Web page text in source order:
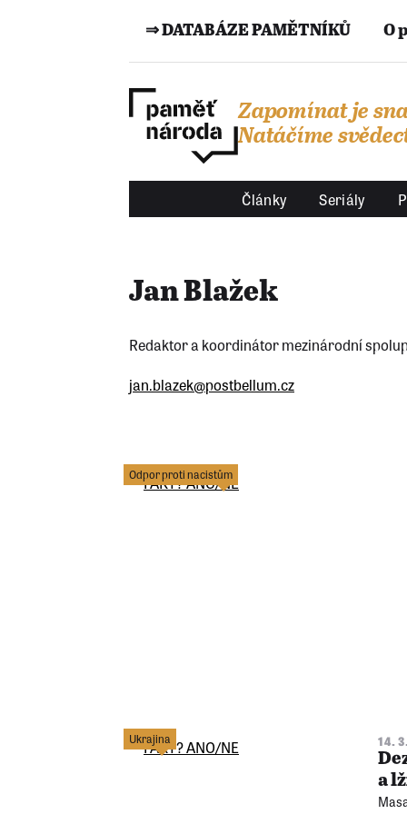
⇒ DATABÁZE PAMĚTNÍKŮ O
Zapomínat je
Natáčíme
Články Seriály
Jan Blažek
Redaktor a koordinátor mezinárodní
jan.blazek@postbellum.cz
Odpor proti nacistům
Ukrajina 14.
a